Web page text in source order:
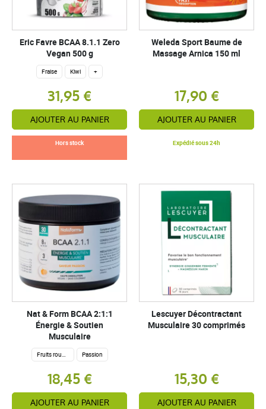
Eric Favre BCAA 8.1.1 Zero
Vegan 500 g
Fraise Kiwi +
31,95 €
AJOUTER AU PANIER
Hors stock
Weleda Sport Baume de
Massage Arnica 150 ml
17,90 €
AJOUTER AU PANIER
Expédié sous 24h
Nat & Form BCAA 2:1:1
Énergie & Soutien
Musculaire
Fruits rouges Passion
18,45 €
AJOUTER AU PANIER
Lescuyer Décontractant
Musculaire 30 comprimés
15,30 €
AJOUTER AU PANIER